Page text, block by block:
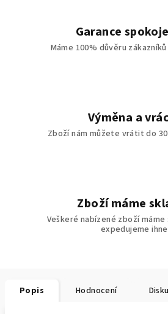
Garance
Máme 100% důvěru
Výměna a
Zboží nám můžete vrátit do
Zboží máme
Veškeré nabízené zboží
expedujeme
Popis Hodnocení